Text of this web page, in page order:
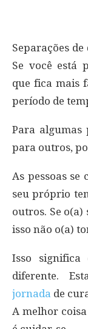
Separações
Se você está
que fica mais
período de
Para algumas
para outros,
As pessoas
seu próprio
outros. Se o(a)
isso não o(a)
Isso significa
diferente.
jornada de
A melhor